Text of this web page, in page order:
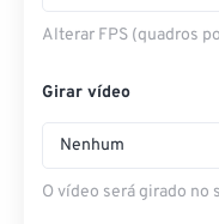
Alterar FPS (quadros
Girar vídeo
Nenhum
O vídeo será girado no